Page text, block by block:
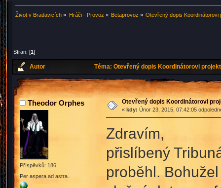
Život v Bradavicích » Hráči - Provoz » Betaprovoz » Otevřený dopis
Stran: [1]
Autor Téma: Otevřený dopis Koordinátorovi
Theodor Orphes
Příspěvků: 186
Per aspera ad astra..
Otevřený dopis Koordinátorovi
« kdy: Únor 23, 2015, 07:42:05
Zdravím,
přislíbený
proběhl.